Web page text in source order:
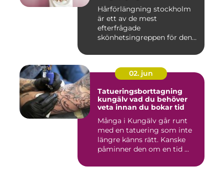
Hårförlängning stockholm
är ett av de mest
efterfrågade
skönhetsingreppen för den
02. jun
Tatueringsborttagning
kungälv vad du behöver
veta innan du bokar tid
Många i Kungälv går runt
med en tatuering som inte
längre känns rätt. Kanske
påminner den om en tid ...